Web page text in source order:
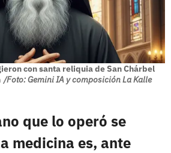
con santa reliquia de San Chárbel
/Foto: Gemini IA y composición La Kalle
que lo operó se
medicina es, ante